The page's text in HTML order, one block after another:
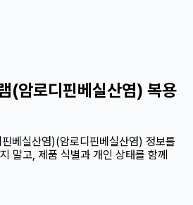
(암로디핀베실산염) 복용
베실산염)(암로디핀베실산염) 정보를
말고, 제품 식별과 개인 상태를 함께